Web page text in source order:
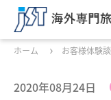
ホーム お客様体験談
2020年08月24日